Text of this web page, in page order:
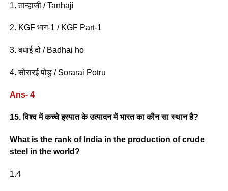
1. तान्हाजी / Tanhaji
2. KGF भाग-1 / KGF Part-1
3. बधाई दो / Badhai ho
4. सोरारई पोडु / Sorarai Potru
Ans- 4
15. विश्व में कच्चे इस्पात के उत्पादन में भारत का कौन सा स्थान है?
What is the rank of India in the production of crude
steel in the world?
1.4